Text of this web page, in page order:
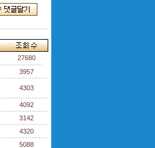
27680
3957
4303
4092
3142
4320
5088